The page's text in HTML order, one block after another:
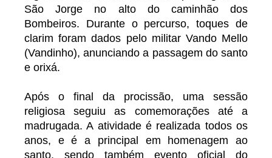
São Jorge no alto do caminhão dos
Bombeiros. Durante o percurso, toques de
clarim foram dados pelo militar Vando Mello
(Vandinho), anunciando a passagem do santo
e orixá.
Após o final da procissão, uma sessão
religiosa seguiu as comemorações até a
madrugada. A atividade é realizada todos os
anos, e é a principal em homenagem ao
santo, sendo também evento oficial do